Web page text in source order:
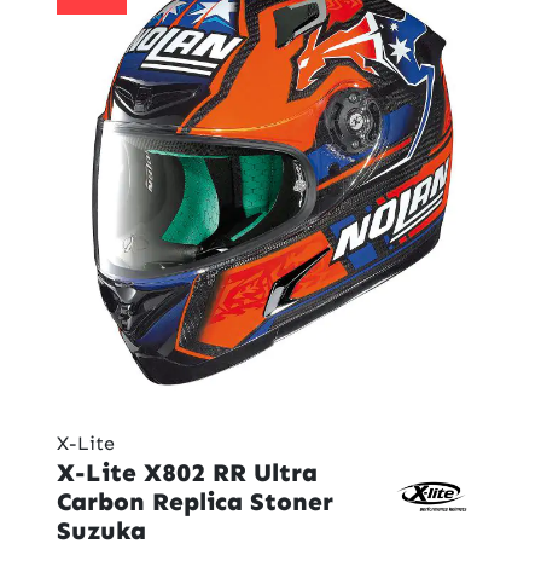
X-Lite
X-Lite X802 RR Ultra
Carbon Replica Stoner
Suzuka